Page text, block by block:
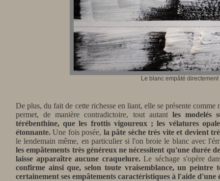
Le blanc empâté
De plus, du fait de cette richesse en liant, elle se présente
permet, de manière contradictoire, tout autant les modelés
térébenthine, que les frottis vigoureux ; les vélatures
étonnante.Une fois posée, la pâte sèche très vite et devient
le lendemain même, en particulier si l'on broie le blanc avec
les empâtements très généreux ne nécessitent qu'une durée
laisse apparaître aucune craquelure.Le séchage s'opère
confirme ainsi que, selon toute vraisemblance, un
certainement ses empâtements caractéristiques à l'aide d'une